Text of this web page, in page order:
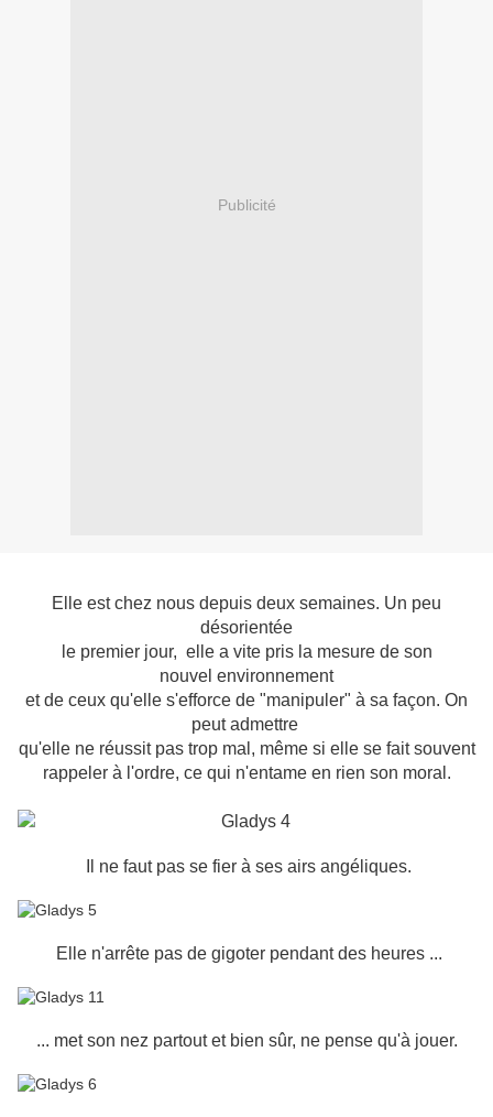
Publicité
Elle est chez nous depuis deux semaines. Un peu
désorientée
le premier jour, elle a vite pris la mesure de son
nouvel environnement
et de ceux qu'elle s'efforce de "manipuler" à sa façon. On
peut admettre
qu'elle ne réussit pas trop mal, même si elle se fait souvent
rappeler à l'ordre, ce qui n'entame en rien son moral.
Il ne faut pas se fier à ses airs angéliques.
Elle n'arrête pas de gigoter pendant des heures ...
... met son nez partout et bien sûr, ne pense qu'à jouer.